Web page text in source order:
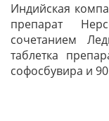
Индийская
препарат
сочетанием
таблетка
софосбувира и